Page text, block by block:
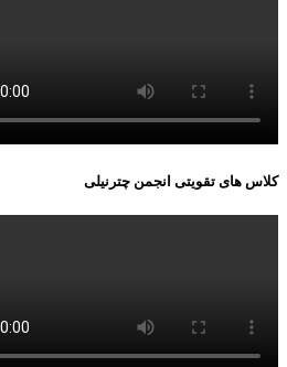
کلاس های تقویتی انجمن چترنیلی